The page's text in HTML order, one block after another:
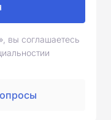
вы соглашаетесь